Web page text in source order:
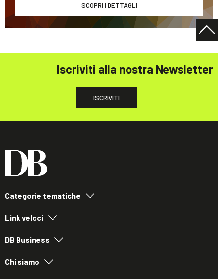
SCOPRI I DETTAGLI
Iscriviti alla nostra Newsletter
ISCRIVITI
Categorie tematiche
Link veloci
DB Business
Chi siamo